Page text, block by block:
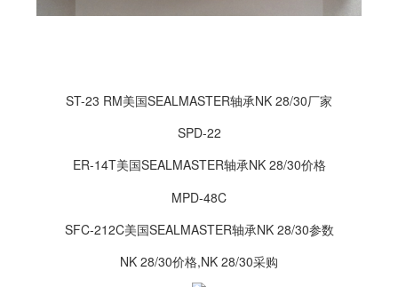
ST-23 RM美国SEALMASTER轴承NK 28/30厂家
SPD-22
ER-14T美国SEALMASTER轴承NK 28/30价格
MPD-48C
SFC-212C美国SEALMASTER轴承NK 28/30参数
NK 28/30价格,NK 28/30采购